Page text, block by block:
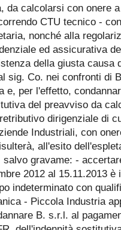
da calcolarsi con onere
CTU tecnico -
nonché alla
ed assicurativa
della giusta causa
sig. Co. nei confronti di
e, per l'effetto,
del preavviso da
dirigenziale di
Industriali, con
all'esito
salvo gravame: -
2012 al 15.11.2013
indeterminato con
- Piccola Industria
B. s.r.l. al